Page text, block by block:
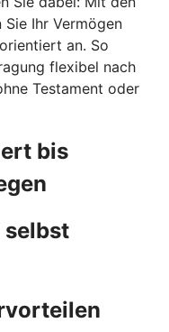
Ihr Vermögen
an. So
flexibel nach
Testament oder
bis
selbst